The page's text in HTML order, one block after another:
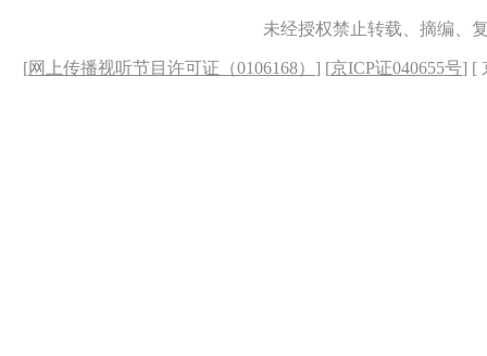
未经授权禁止转载、摘编、
[网上传播视听节目许可证（0106168） ] [京ICP证040655号] [